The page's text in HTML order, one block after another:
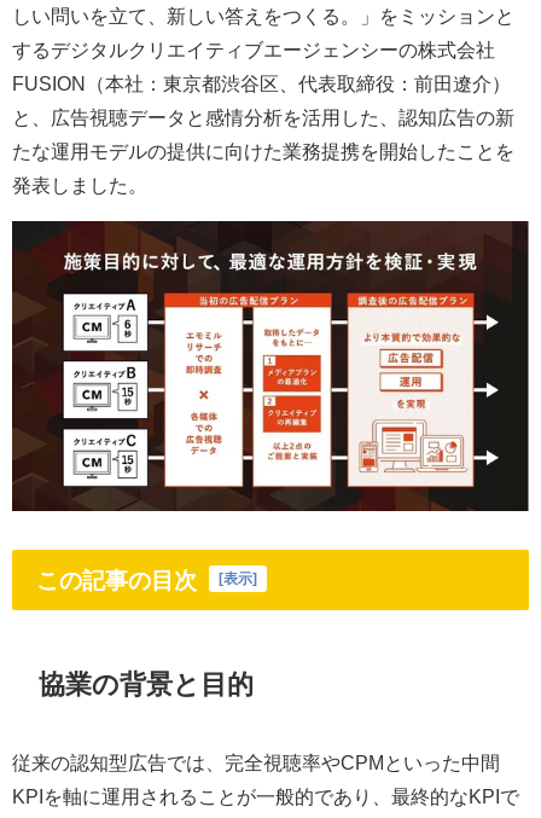
しい問いを立て、新しい答えをつくる。」をミッションと
するデジタルクリエイティブエージェンシーの株式会社
FUSION（本社：東京都渋谷区、代表取締役：前田遼介）
と、広告視聴データと感情分析を活用した、認知広告の新
たな運用モデルの提供に向けた業務提携を開始したことを
発表しました。
この記事の目次 [表示]
協業の背景と目的
従来の認知型広告では、完全視聴率やCPMといった中間
KPIを軸に運用されることが一般的であり、最終的なKPIで